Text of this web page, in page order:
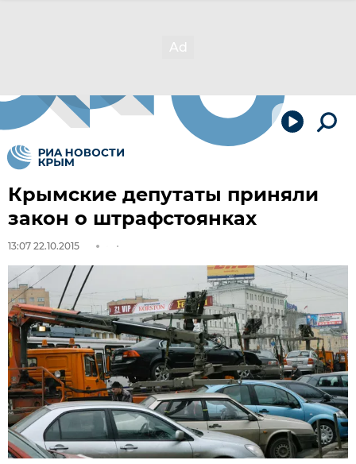
Крымские депутаты приняли
закон о штрафстоянках
13:07 22.10.2015